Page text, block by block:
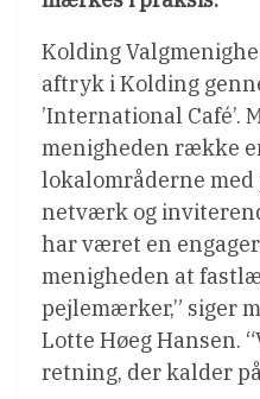
Kolding
aftryk i Kolding
’International Café’.
menigheden række
lokalområderne
netværk og
har været en
menigheden at
pejlemærker,” siger
Lotte Høeg Hansen.
retning, der kalder